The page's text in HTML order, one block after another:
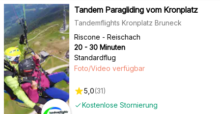
Tandem Paragliding vom Kronplatz
Tandemflights Kronplatz Bruneck
Riscone - Reischach
20 - 30 Minuten
Standardflug
Kostenlose Stornierung
Foto/Video verfügbar
5,0(31)